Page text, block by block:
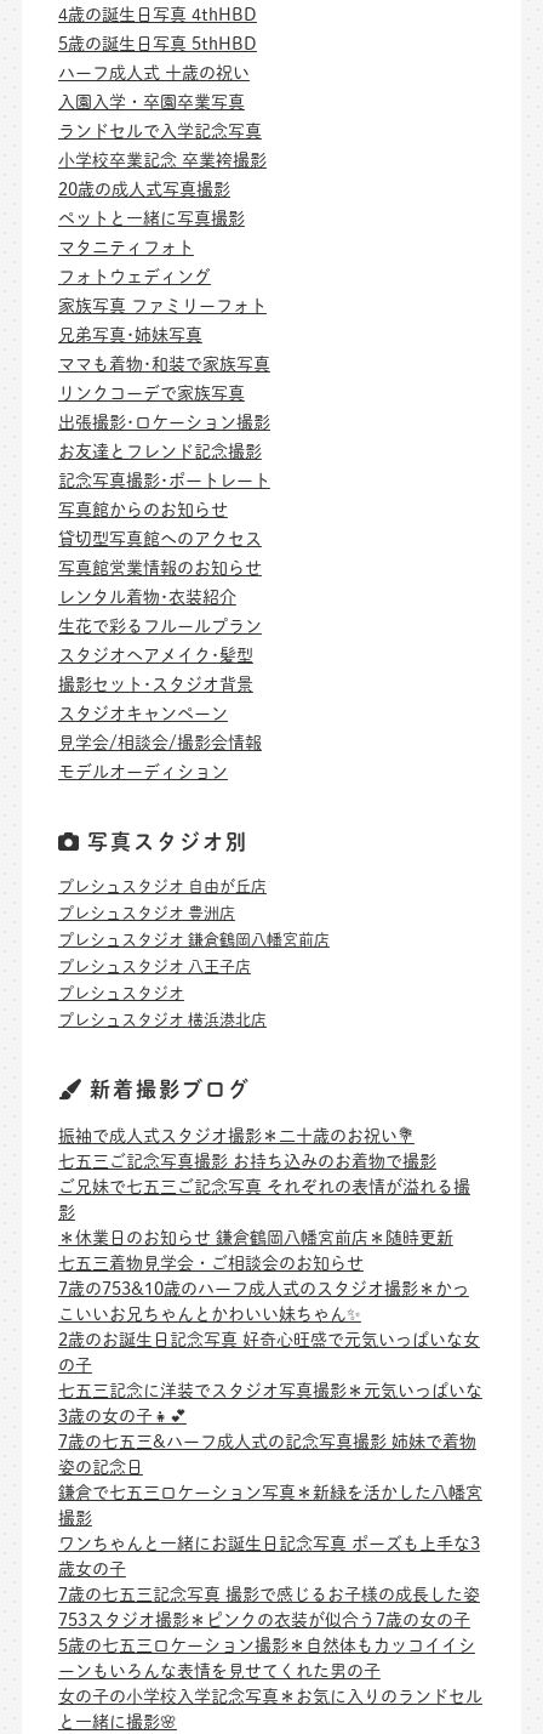
4歳の誕生日写真 4thHBD
5歳の誕生日写真 5thHBD
ハーフ成人式 十歳の祝い
入園入学・卒園卒業写真
ランドセルで入学記念写真
小学校卒業記念 卒業袴撮影
20歳の成人式写真撮影
ペットと一緒に写真撮影
マタニティフォト
フォトウェディング
家族写真 ファミリーフォト
兄弟写真･姉妹写真
ママも着物･和装で家族写真
リンクコーデで家族写真
出張撮影･ロケーション撮影
お友達とフレンド記念撮影
記念写真撮影･ポートレート
写真館からのお知らせ
貸切型写真館へのアクセス
写真館営業情報のお知らせ
レンタル着物･衣装紹介
生花で彩るフルールプラン
スタジオヘアメイク･髪型
撮影セット･スタジオ背景
スタジオキャンペーン
見学会/相談会/撮影会情報
モデルオーディション
写真スタジオ別
プレシュスタジオ 自由が丘店
プレシュスタジオ 豊洲店
プレシュスタジオ 鎌倉鶴岡八幡宮前店
プレシュスタジオ 八王子店
プレシュスタジオ
プレシュスタジオ 横浜港北店
新着撮影ブログ
振袖で成人式スタジオ撮影＊二十歳のお祝い💐
七五三ご記念写真撮影 お持ち込みのお着物で撮影
ご兄妹で七五三ご記念写真 それぞれの表情が溢れる撮
影
＊休業日のお知らせ 鎌倉鶴岡八幡宮前店＊随時更新
七五三着物見学会・ご相談会のお知らせ
7歳の753&10歳のハーフ成人式のスタジオ撮影＊かっ
こいいお兄ちゃんとかわいい妹ちゃん✨
2歳のお誕生日記念写真 好奇心旺盛で元気いっぱいな女
の子
七五三記念に洋装でスタジオ写真撮影＊元気いっぱいな
3歳の女の子👧💕
7歳の七五三&ハーフ成人式の記念写真撮影 姉妹で着物
姿の記念日
鎌倉で七五三ロケーション写真＊新緑を活かした八幡宮
撮影
ワンちゃんと一緒にお誕生日記念写真 ポーズも上手な3
歳女の子
7歳の七五三記念写真 撮影で感じるお子様の成長した姿
753スタジオ撮影＊ピンクの衣装が似合う7歳の女の子
5歳の七五三ロケーション撮影＊自然体もカッコイイシ
ーンもいろんな表情を見せてくれた男の子
女の子の小学校入学記念写真＊お気に入りのランドセル
と一緒に撮影🌸